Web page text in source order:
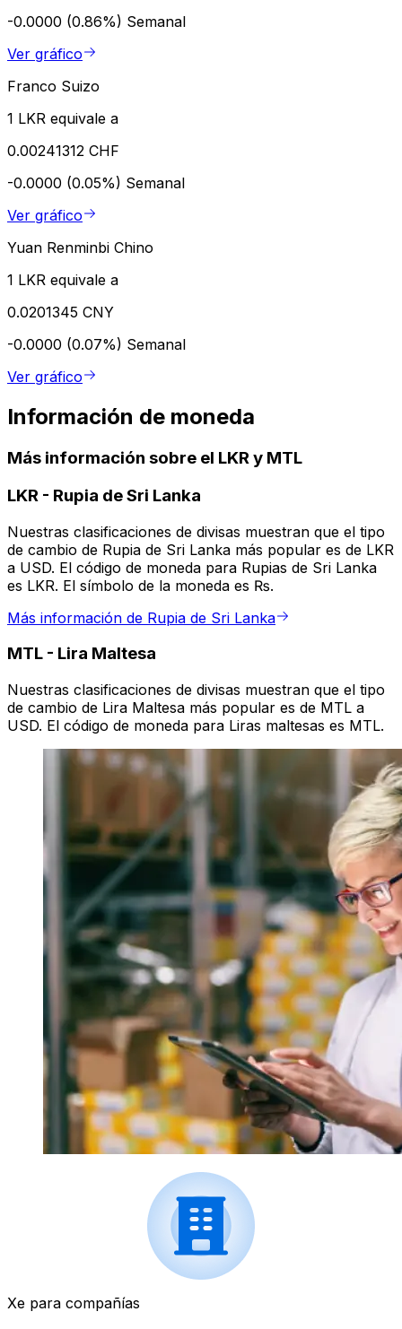
-0.0000 (0.86%) Semanal
Ver gráfico
Franco Suizo
1 LKR equivale a
0.00241312 CHF
-0.0000 (0.05%) Semanal
Ver gráfico
Yuan Renminbi Chino
1 LKR equivale a
0.0201345 CNY
-0.0000 (0.07%) Semanal
Ver gráfico
Información de moneda
Más información sobre el LKR y MTL
LKR - Rupia de Sri Lanka
Nuestras clasificaciones de divisas muestran que el tipo
de cambio de Rupia de Sri Lanka más popular es de LKR
a USD. El código de moneda para Rupias de Sri Lanka
es LKR. El símbolo de la moneda es ₨.
Más información de Rupia de Sri Lanka
MTL - Lira Maltesa
Nuestras clasificaciones de divisas muestran que el tipo
de cambio de Lira Maltesa más popular es de MTL a
USD. El código de moneda para Liras maltesas es MTL.
Xe para compañías